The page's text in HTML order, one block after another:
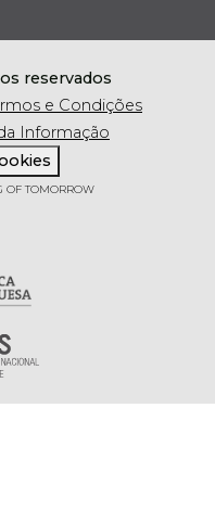
reservados
e Condições
Informação
OF TOMORROW